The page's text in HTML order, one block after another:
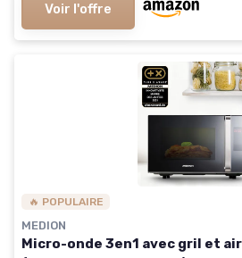
Voir l'offre
🔥 POPULAIRE
MEDION
Micro-onde 3en1 avec gril et